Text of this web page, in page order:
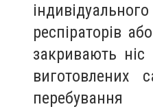
респіраторів
закривають
виготовлених